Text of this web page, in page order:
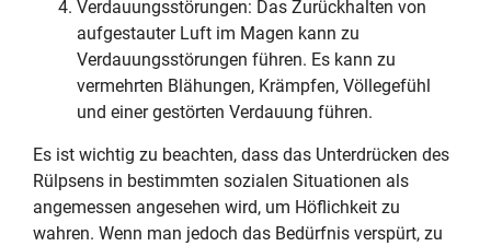
Verdauungsstörungen: Das Zurückhalten von
aufgestauter Luft im Magen kann zu
Verdauungsstörungen führen. Es kann zu
vermehrten Blähungen, Krämpfen, Völlegefühl
und einer gestörten Verdauung führen.
Es ist wichtig zu beachten, dass das Unterdrücken des
Rülpsens in bestimmten sozialen Situationen als
angemessen angesehen wird, um Höflichkeit zu
wahren. Wenn man jedoch das Bedürfnis verspürt, zu